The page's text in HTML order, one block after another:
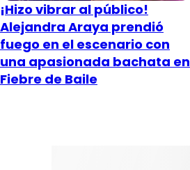
¡Hizo vibrar al público!
Alejandra Araya prendió
fuego en el escenario con
una apasionada bachata en
Fiebre de Baile